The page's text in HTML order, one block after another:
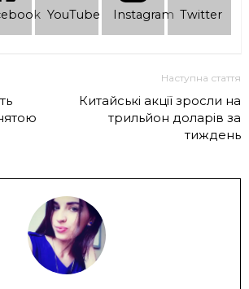
YouTube Instagram Twitter
Наступна стаття
Китайські акції зросли на
трильйон доларів за
тиждень